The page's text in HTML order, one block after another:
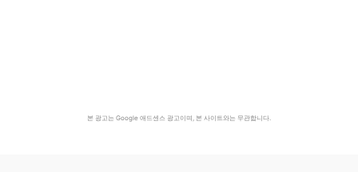
본 광고는 Google 애드센스 광고이며, 본 사이트와는 무관합니다.